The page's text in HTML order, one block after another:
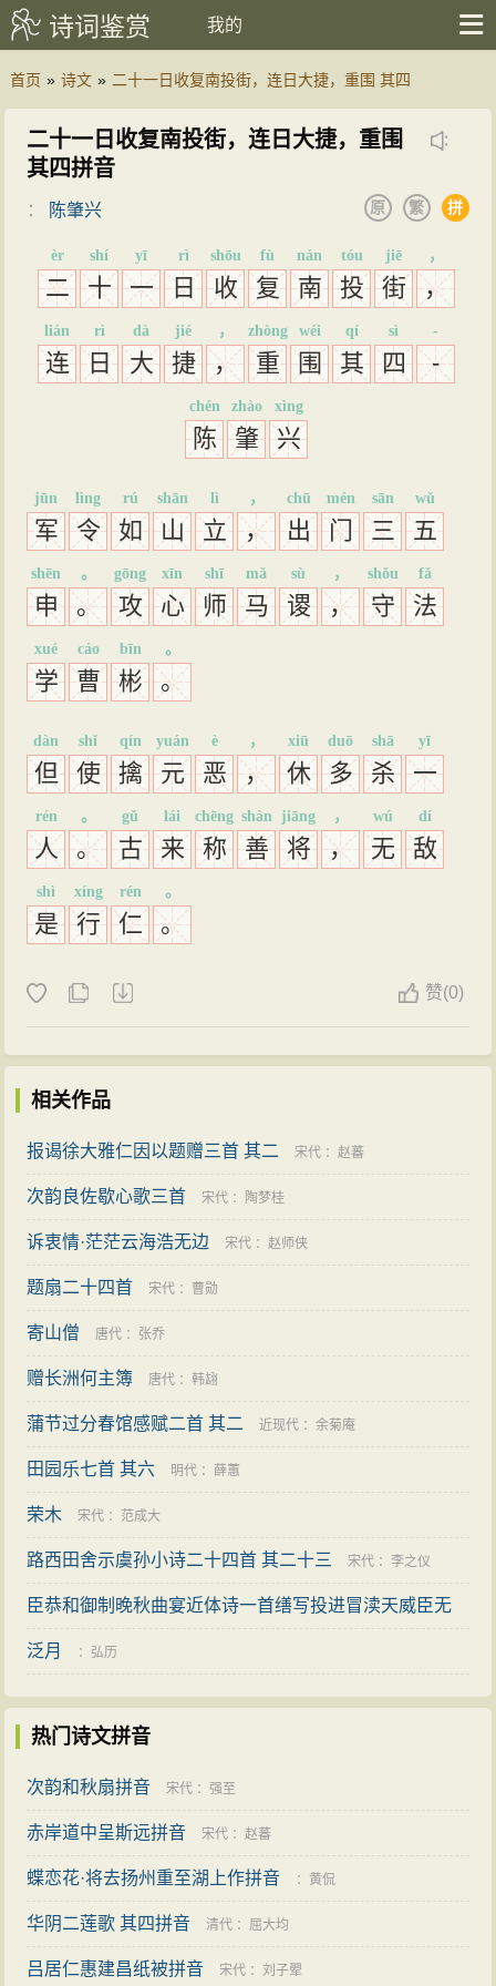
诗词鉴赏 我的
首页 » 诗文 » 二十一日收复南投街，连日大捷，重围 其四
二十一日收复南投街，连日大捷，重围
其四拼音
： 陈肇兴 拼
繁
原
二
èr
十
shí
一
yī
日
rì
收
shōu
复
fù
南
nán
投
tóu
街
jiē
，
，
连
lián
日
rì
大
dà
捷
jié
，
，
重
zhòng
围
wéi
其
qí
四
sì
-
-
陈
chén
肇
zhào
兴
xìng
军
jūn
令
lìng
如
rú
山
shān
立
lì
，
，
出
chū
门
mén
三
sān
五
wǔ
申
shēn
。
。
攻
gōng
心
xīn
师
shī
马
mǎ
谡
sù
，
，
守
shǒu
法
fǎ
学
xué
曹
cáo
彬
bīn
。
。
但
dàn
使
shǐ
擒
qín
元
yuán
恶
è
，
，
休
xiū
多
duō
杀
shā
一
yī
人
rén
。
。
古
gǔ
来
lái
称
chēng
善
shàn
将
jiāng
，
，
无
wú
敌
dí
是
shì
行
xíng
仁
rén
。
。
赞(0)
相关作品
报谒徐大雅仁因以题赠三首 其二 宋代 ：赵蕃
次韵良佐歇心歌三首 宋代 ： 陶梦桂
诉衷情·茫茫云海浩无边 宋代 ：赵师侠
题扇二十四首 宋代 ： 曹勋
寄山僧 唐代 ： 张乔
赠长洲何主簿 唐代 ：韩翃
蒲节过分春馆感赋二首 其二 近现代 ：余菊庵
田园乐七首 其六 明代 ： 薛蕙
荣木 宋代 ： 范成大
路西田舍示虞孙小诗二十四首 其二十三 宋代 ：李之仪
臣恭和御制晚秋曲宴近体诗一首缮写投进冒渎天威臣无
任战惧俟罪之至
泛月 ： 弘历
热门诗文拼音
次韵和秋扇拼音 宋代 ：强至
赤岸道中呈斯远拼音 宋代 ：赵蕃
蝶恋花·将去扬州重至湖上作拼音 ：黄侃
华阴二莲歌 其四拼音 清代 ： 屈大均
吕居仁惠建昌纸被拼音 宋代 ：刘子翚